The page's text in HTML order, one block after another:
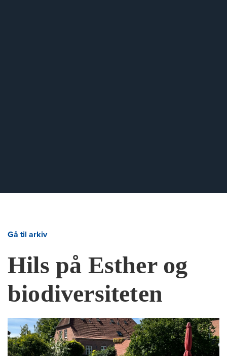
Gå til arkiv
Hils på Esther og
biodiversiteten